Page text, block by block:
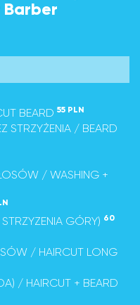
BEARD 55 PLN
STRZYŻENIA / BEARD
/ WASHING +
GÓRY) 60
/ HAIRCUT LONG
/ HAIRCUT + BEARD